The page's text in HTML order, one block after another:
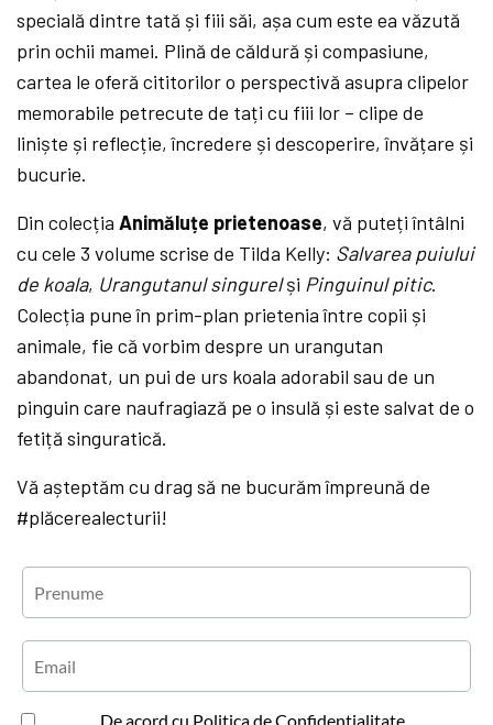
specială dintre tată și fiii săi, așa cum este ea văzută
prin ochii mamei. Plină de căldură și compasiune,
cartea le oferă cititorilor o perspectivă asupra clipelor
memorabile petrecute de tați cu fiii lor – clipe de
liniște și reflecție, încredere și descoperire, învățare și
bucurie.
Din colecțiaAnimăluțe prietenoase, vă puteți întâlni
cu cele 3 volume scrise de Tilda Kelly: Salvarea puiului
de koala, Urangutanul singurelși Pinguinul pitic.
Colecția pune în prim-plan prietenia între copii și
animale, fie că vorbim despre un urangutan
abandonat, un pui de urs koala adorabil sau de un
pinguin care naufragiază pe o insulă și este salvat de o
fetiță singuratică.
Vă așteptăm cu drag să ne bucurăm împreună de
#plăcerealecturii!